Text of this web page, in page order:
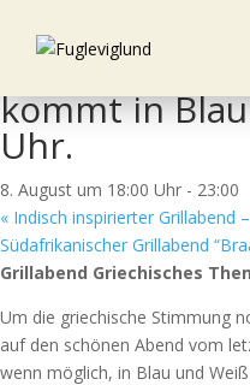
« Alle Veranstaltungen
Griechischer
kommt in
Uhr.
8. August um 18:00 Uhr - 23:00
« Indisch inspirierter Grillabend
Südafrikanischer Grillabend
Grillabend Griechisches
Um die griechische Stimmung
auf den schönen Abend vom
wenn möglich, in Blau und